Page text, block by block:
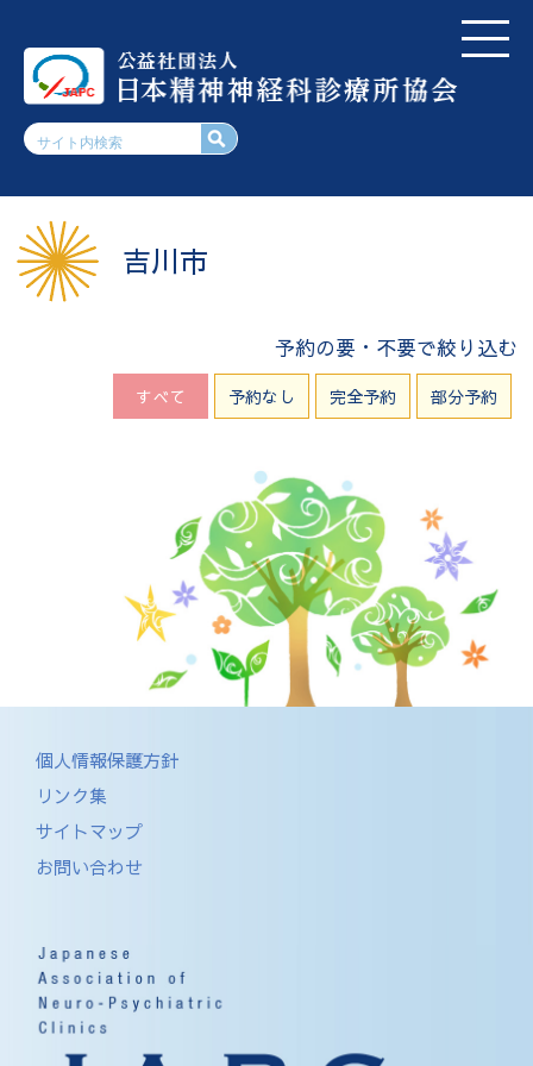
吉川市
予約の要・不要で絞り込む
すべて 予約なし 完全予約 部分予約
個人情報保護方針
リンク集
サイトマップ
お問い合わせ